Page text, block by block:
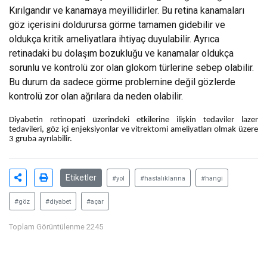
Kırılgandır ve kanamaya meyillidirler. Bu retina kanamaları
göz içerisini doldurursa görme tamamen gidebilir ve
oldukça kritik ameliyatlara ihtiyaç duyulabilir. Ayrıca
retinadaki bu dolaşım bozukluğu ve kanamalar oldukça
sorunlu ve kontrolü zor olan glokom türlerine sebep olabilir.
Bu durum da sadece görme problemine değil gözlerde
kontrolü zor olan ağrılara da neden olabilir.
Diyabetin retinopati üzerindeki etkilerine ilişkin tedaviler lazer
tedavileri, göz içi enjeksiyonlar ve vitrektomi ameliyatları olmak üzere
3 gruba ayrılabilir.
Etiketler #yol #hastalıklarına #hangi
#göz #diyabet #açar
Toplam Görüntülenme 2245